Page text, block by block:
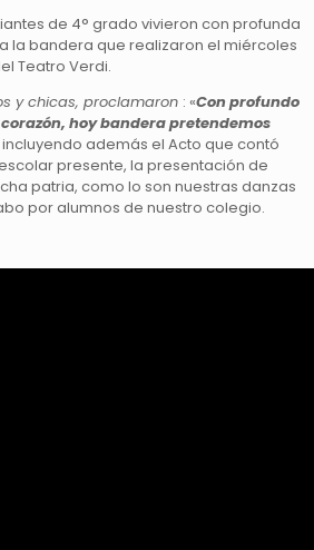
de 4° grado vivieron con profunda
la bandera que realizaron el miércoles
Teatro Verdi.
y chicas, proclamaron : «Con profundo
hoy bandera pretendemos
incluyendo además el Acto que contó
presente, la presentación de
patria, como lo son nuestras danzas
por alumnos de nuestro colegio.